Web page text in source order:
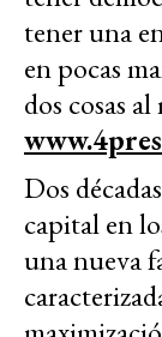
tener una
en pocas
dos cosas
Dos
capital en
una nueva